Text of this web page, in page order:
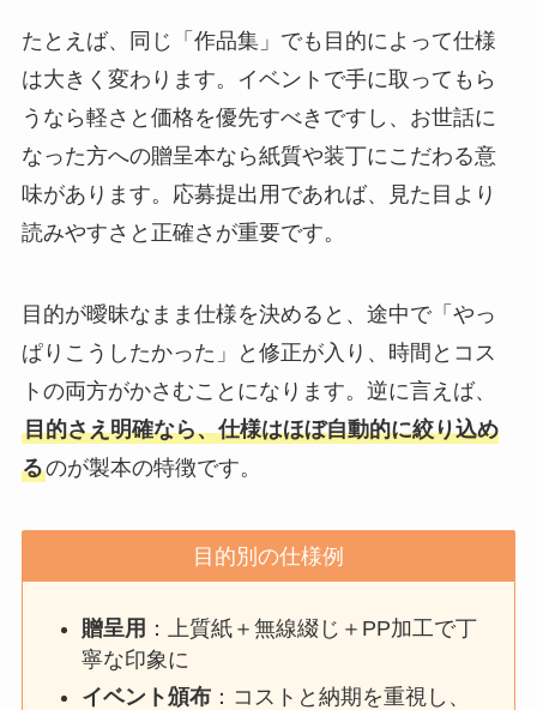
たとえば、同じ「作品集」でも目的によって仕様
は大きく変わります。イベントで手に取ってもら
うなら軽さと価格を優先すべきですし、お世話に
なった方への贈呈本なら紙質や装丁にこだわる意
味があります。応募提出用であれば、見た目より
読みやすさと正確さが重要です。
目的が曖昧なまま仕様を決めると、途中で「やっ
ぱりこうしたかった」と修正が入り、時間とコス
トの両方がかさむことになります。逆に言えば、
目的さえ明確なら、仕様はほぼ自動的に絞り込め
るのが製本の特徴です。
目的別の仕様例
贈呈用 ：上質紙＋無線綴じ＋PP加工で丁
寧な印象に
イベント頒布 ：コストと納期を重視し、